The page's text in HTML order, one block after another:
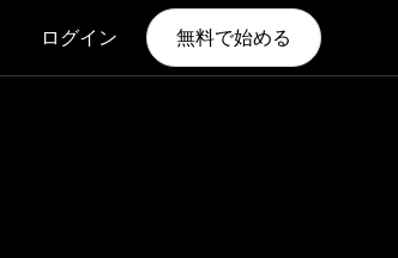
ログイン 無料で始める